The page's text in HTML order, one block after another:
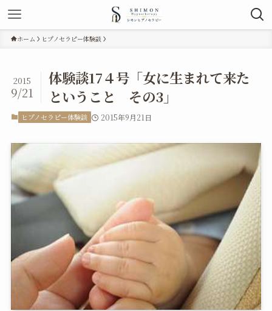
ホーム ヒプノセラピー体験談
体験談17４号「女に生まれて来た
ということ その3」
2015
9/21
ヒプノセラピー体験談 2015年9月21日